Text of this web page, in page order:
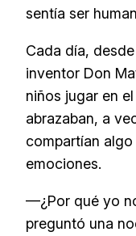
sentía ser
Cada día,
inventor Don
niños jugar en
abrazaban, a
compartían
emociones.
—¿Por qué yo
preguntó una